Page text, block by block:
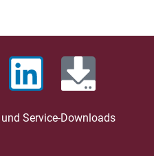
Service-Downloads